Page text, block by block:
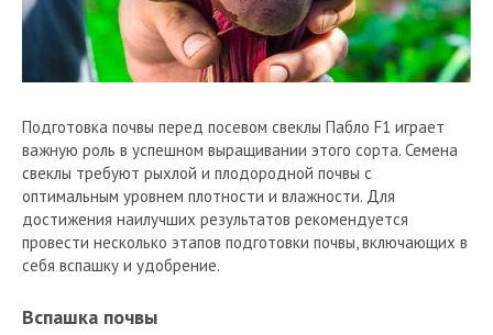
Подготовка почвы перед посевом свеклы Пабло F1 играет
важную роль в успешном выращивании этого сорта. Семена
свеклы требуют рыхлой и плодородной почвы с
оптимальным уровнем плотности и влажности. Для
достижения наилучших результатов рекомендуется
провести несколько этапов подготовки почвы, включающих в
себя вспашку и удобрение.
Вспашка почвы